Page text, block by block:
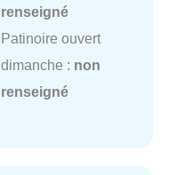
renseigné
Patinoire ouvert
dimanche : non
renseigné